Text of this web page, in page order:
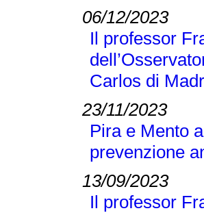
06/12/2023
Il professor
Carlos di
23/11/2023
Pira e Mento
prevenzione
13/09/2023
Il professor